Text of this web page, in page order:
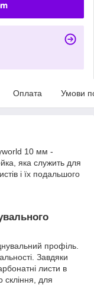
Оплата Умови
10 мм -
яка служить для
і їх подальшого
профіль.
Завдяки
листи в
скління, для